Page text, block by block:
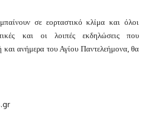
σε εορταστικό κλίμα και όλοι
και οι λοιπές εκδηλώσεις που
και ανήμερα του Αγίου Παντελεήμονα, θα